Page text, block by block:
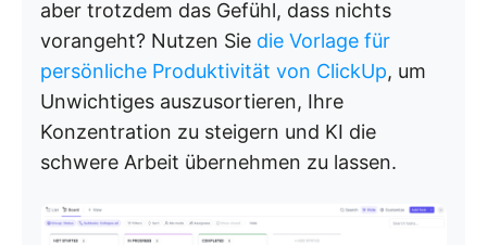
aber trotzdem das Gefühl, dass nichts
vorangeht? Nutzen Sie die Vorlage für
persönliche Produktivität von ClickUp, um
Unwichtiges auszusortieren, Ihre
Konzentration zu steigern und KI die
schwere Arbeit übernehmen zu lassen.